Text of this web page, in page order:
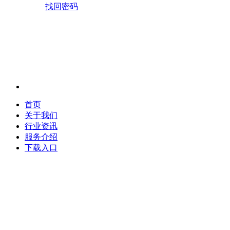
找回密码
首页
关于我们
行业资讯
服务介绍
下载入口